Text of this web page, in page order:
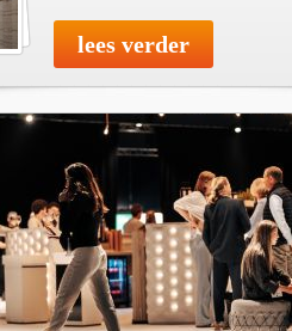
lees verder